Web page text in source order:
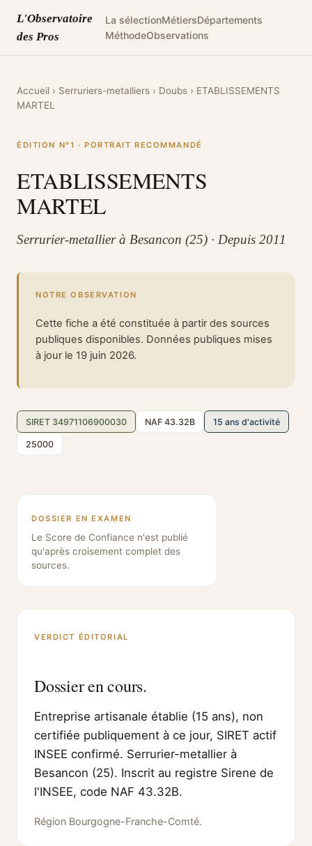
L'Observatoire
des Pros
La sélectionMétiersDépartements
MéthodeObservations
Accueil › Serruriers-metalliers › Doubs › ETABLISSEMENTS
MARTEL
ÉDITION N°1 · PORTRAIT RECOMMANDÉ
ETABLISSEMENTS
MARTEL
Serrurier-metallier à Besancon (25) · Depuis 2011
NOTRE OBSERVATION
Cette fiche a été constituée à partir des sources
publiques disponibles. Données publiques mises
à jour le 19 juin 2026.
SIRET 34971106900030 NAF 43.32B 15 ans d'activité
25000
DOSSIER EN EXAMEN
Le Score de Confiance n'est publié
qu'après croisement complet des
sources.
VERDICT ÉDITORIAL
Dossier en cours.
Entreprise artisanale établie (15 ans), non
certifiée publiquement à ce jour, SIRET actif
INSEE confirmé. Serrurier-metallier à
Besancon (25). Inscrit au registre Sirene de
l'INSEE, code NAF 43.32B.
Région Bourgogne-Franche-Comté.